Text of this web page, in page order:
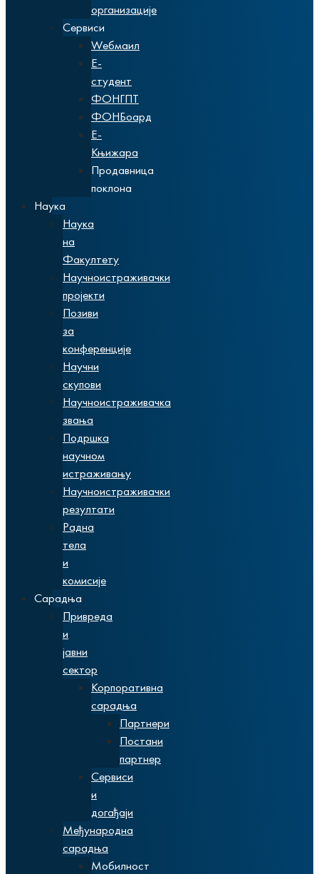
организације
Сервиси
Wебмаил
Е-
студент
ФОНГПТ
ФОНБоард
Е-
Књижара
Продавница
поклона
Наука
Наука
на
Факултету
Научноистраживачки
пројекти
Позиви
за
конференције
Научни
скупови
Научноистраживачка
звања
Подршка
научном
истраживању
Научноистраживачки
резултати
Радна
тела
и
комисије
Сарадња
Привреда
и
јавни
сектор
Корпоративна
сарадња
Партнери
Постани
партнер
Сервиси
и
догађаји
Међународна
сарадња
Мобилност